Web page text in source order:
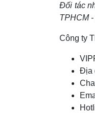
Đối tác
TPHCM
Công ty
Địa